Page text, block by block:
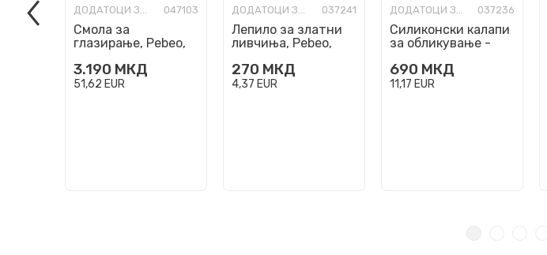
ДОДАТОЦИ ЗА ИЗРАБОТКА 047103
Смола за
глазирање, Pebeo,
Bioresin, 300мл
3.190 МКД
51,62 EUR
ДОДАТОЦИ ЗА ИЗРАБОТКА 037241
Лепило за златни
ливчиња, Pebeo,
37мл
270 МКД
4,37 EUR
ДОДАТОЦИ ЗА ИЗРАБОТКА 037236
Силиконски калапи
за обликување -
Gedeo Moulds -
Buttons
690 МКД
11,17 EUR